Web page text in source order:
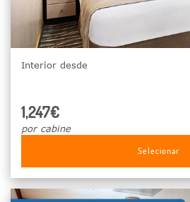
Interior desde
1,247€
por cabine
Selecionar